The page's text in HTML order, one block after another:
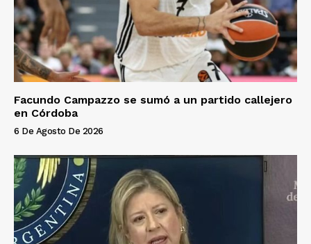
Facundo Campazzo se sumó a un partido callejero
en Córdoba
6 De Agosto De 2026